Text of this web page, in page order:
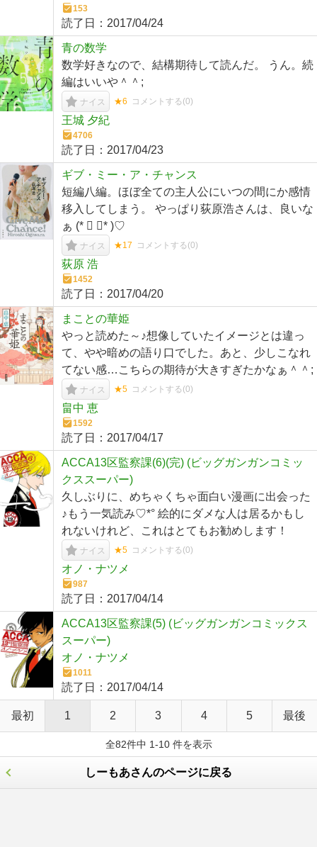
153
読了日： 2017/04/24
青の数学
数学好きなので、結構期待して読んだ。 うん。続
編はいいや＾＾;
ナイス ★6 コメントする(0)
王城 夕紀
4706
読了日： 2017/04/23
ギブ・ミー・ア・チャンス
短編八編。ほぼ全ての主人公にいつの間にか感情
移入してしまう。 やっぱり荻原浩さんは、良いな
ぁ (* ॑ ॑* )♡
ナイス ★17 コメントする(0)
荻原 浩
1452
読了日： 2017/04/20
まことの華姫
やっと読めた～♪想像していたイメージとは違っ
て、やや暗めの語り口でした。あと、少しこなれ
てない感…こちらの期待が大きすぎたかなぁ＾＾;
ナイス ★5 コメントする(0)
畠中 恵
1592
読了日： 2017/04/17
ACCA13区監察課(6)(完) (ビッグガンガンコミッ
クススーパー)
久しぶりに、めちゃくちゃ面白い漫画に出会った
♪もう一気読み♡*° 絵的にダメな人は居るかもし
れないけれど、これはとてもお勧めします！
ナイス ★5 コメントする(0)
オノ・ナツメ
987
読了日： 2017/04/14
ACCA13区監察課(5) (ビッグガンガンコミックス
スーパー)
オノ・ナツメ
1011
読了日： 2017/04/14
最初 1 2 3 4 5 最後
全82件中 1-10 件を表示
しーもあさんのページに戻る